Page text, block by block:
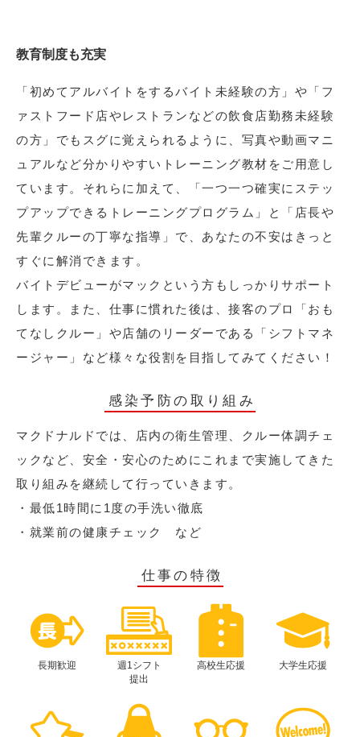
教育制度も充実
「初めてアルバイトをするバイト未経験の方」や「フ
ァストフード店やレストランなどの飲食店勤務未経験
の方」でもスグに覚えられるように、写真や動画マニ
ュアルなど分かりやすいトレーニング教材をご用意し
ています。それらに加えて、「一つ一つ確実にステッ
プアップできるトレーニングプログラム」と「店長や
先輩クルーの丁寧な指導」で、あなたの不安はきっと
すぐに解消できます。
バイトデビューがマックという方もしっかりサポート
します。また、仕事に慣れた後は、接客のプロ「おも
てなしクルー」や店舗のリーダーである「シフトマネ
ージャー」など様々な役割を目指してみてください！
感染予防の取り組み
マクドナルドでは、店内の衛生管理、クルー体調チェ
ックなど、安全・安心のためにこれまで実施してきた
取り組みを継続して行っていきます。
・最低1時間に1度の手洗い徹底
・就業前の健康チェック など
仕事の特徴
長期歓迎
週1シフト
提出
高校生応援 大学生応援